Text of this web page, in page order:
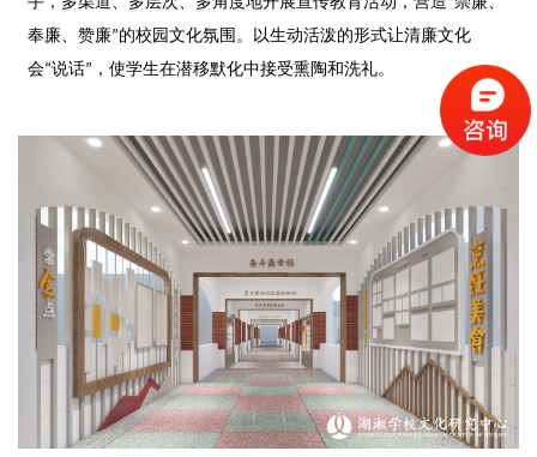
奉廉、赞廉”的校园文化氛围。 以生动活泼的形式让清廉文化
会“说话”， 使学生在潜移默化中接受熏陶和洗礼。